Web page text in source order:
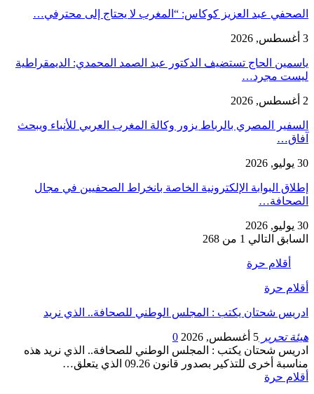
الصحفي عبد العزيز كوكاس: “المغرب لا يحتاج إلى محترفي…
3 أغسطس, 2026
ياسمين الحاج تستضيف الدكتور عبد الصمد المحمدي: الديمقراطية
ليست مجرد…
2 أغسطس, 2026
السفير المصري بالرباط يزور وكالة المغرب العربي للأنباء ويبحث
آفاق…
30 يوليو, 2026
إطلاق البوابة الإلكترونية الخاصة بانخراط الصحفيين في مجال
الصحافة…
30 يوليو, 2026
السابق التالي 1 من 268
أقلام حرة
أقلام حرة
ادريس شحتان يكتب : المجلس الوطني للصحافة.. الذي نريد
هيئة تحرير 5 أغسطس, 2026
0
ادريس شحتان يكتب : المجلس الوطني للصحافة.. الذي نريد هذه
مناسبة أخرى للتذكير بصدور قانون 09.26 الذي يتعلق…
أقلام حرة